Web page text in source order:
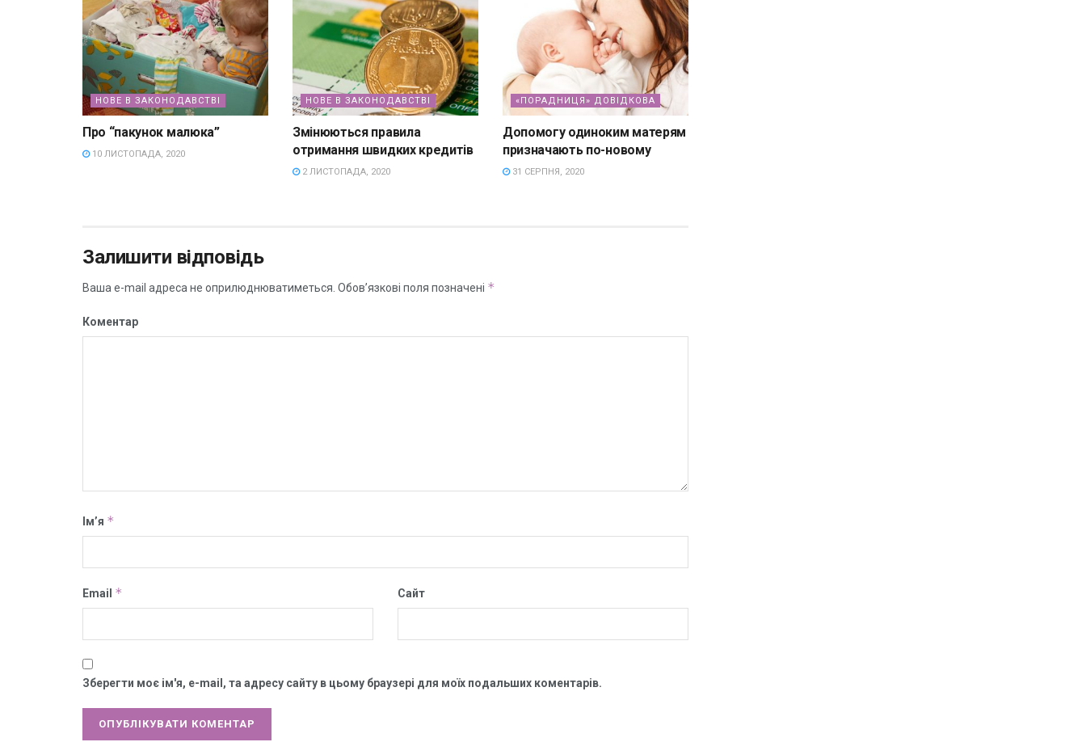
НОВЕ В ЗАКОНОДАВСТВІ
Про “пакунок малюка”
10 ЛИСТОПАДА, 2020
НОВЕ В ЗАКОНОДАВСТВІ
Змінюються правила
отримання швидких кредитів
2 ЛИСТОПАДА, 2020
«ПОРАДНИЦЯ» ДОВІДКОВА
Допомогу одиноким матерям
призначають по-новому
31 СЕРПНЯ, 2020
Залишити відповідь
Ваша e-mail адреса не оприлюднюватиметься. Обов’язкові поля позначені *
Коментар
Ім’я *
Email * Сайт
Зберегти моє ім'я, e-mail, та адресу сайту в цьому браузері для моїх подальших коментарів.